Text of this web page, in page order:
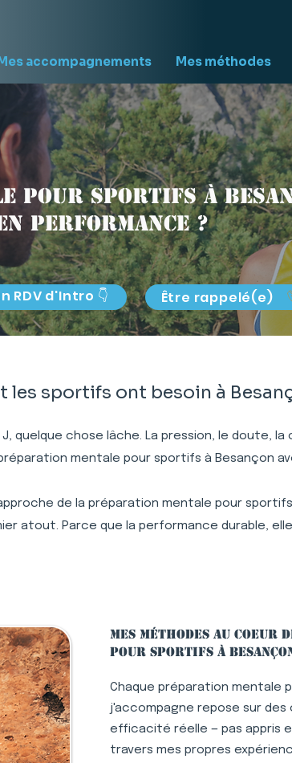
accompagnements Mes méthodes
pour sportifs à
performance ?
RDV d'Intro 👇 Être rappelé(e)
les sportifs ont besoin à
quelque chose lâche. La pression, le doute,
mentale pour sportifs à Besançon
de la préparation mentale pour
atout. Parce que la performance durable,
Mes méthodes au
pour sportifs à
Chaque préparation mentale
j'accompagne repose sur
efficacité réelle — pas appris
travers mes propres